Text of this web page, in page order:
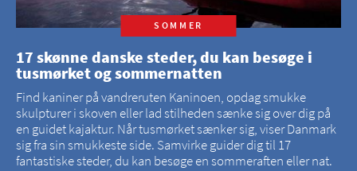
SOMMER
17 skønne danske steder, du kan besøge i
tusmørket og sommernatten
Find kaniner på vandreruten Kaninoen, opdag smukke
skulpturer i skoven eller lad stilheden sænke sig over dig på
en guidet kajaktur. Når tusmørket sænker sig, viser Danmark
sig fra sin smukkeste side. Samvirke guider dig til 17
fantastiske steder, du kan besøge en sommeraften eller nat.